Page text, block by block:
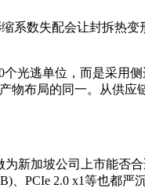
系数失配会让封拆热变
光逃单位，而是采用
物布局的同一。从供应
新加坡公司上市能否合
、PCIe 2.0 x1等也都严